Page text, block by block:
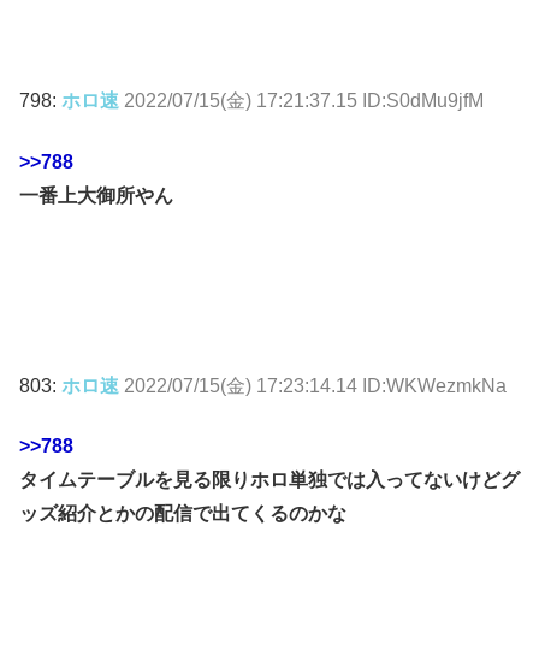
798: ホロ速 2022/07/15(金) 17:21:37.15 ID:S0dMu9jfM
>>788
一番上大御所やん
803: ホロ速 2022/07/15(金) 17:23:14.14 ID:WKWezmkNa
>>788
タイムテーブルを見る限りホロ単独では入ってないけどグ
ッズ紹介とかの配信で出てくるのかな